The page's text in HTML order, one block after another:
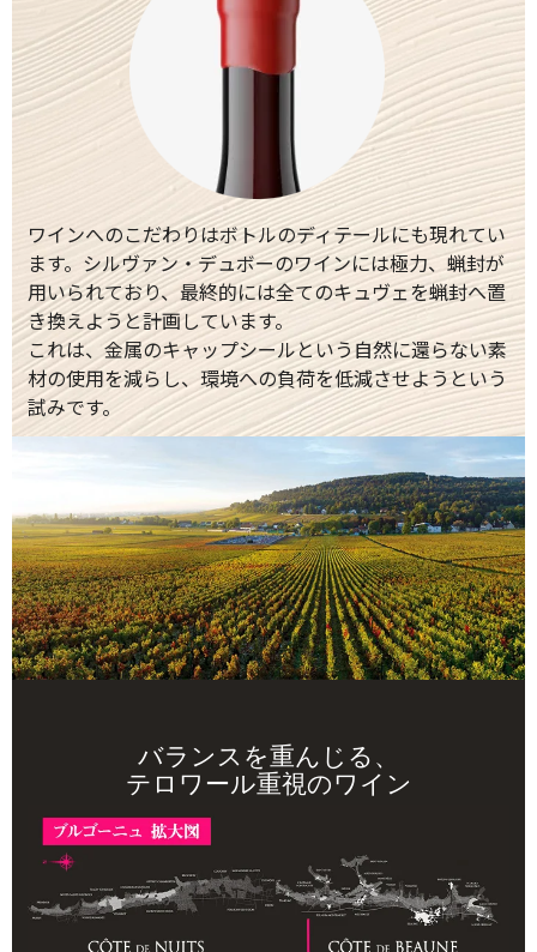
ワインへのこだわりはボトルのディテールにも現れてい
ます。シルヴァン・デュボーのワインには極力、蝋封が
用いられており、最終的には全てのキュヴェを蝋封へ置
き換えようと計画しています。
これは、金属のキャップシールという自然に還らない素
材の使用を減らし、環境への負荷を低減させようという
試みです。
バランスを重んじる、
テロワール重視のワイン